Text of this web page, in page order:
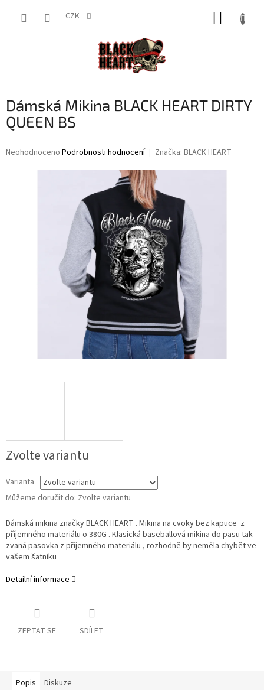
CZK
Dámská Mikina BLACK HEART DIRTY
QUEEN BS
Průměrné
Neohodnoceno Podrobnosti hodnocení Značka: BLACK HEART
Zvolte variantu
Varianta
Můžeme doručit do: Zvolte variantu
Dámská mikina značky BLACK HEART . Mikina na cvoky bez kapuce z
příjemného materiálu o 380G . Klasická baseballová mikina do pasu tak
zvaná pasovka z příjemného materiálu , rozhodně by neměla chybět ve
vašem šatníku
Detailní informace
ZEPTAT SE SDÍLET
Popis Diskuze